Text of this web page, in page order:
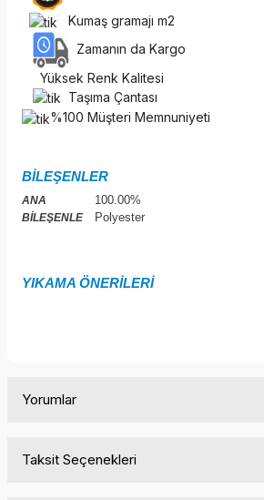
Kumaş gramajı m2
Zamanın da Kargo
Yüksek Renk Kalitesi
Taşıma Çantası
%100 Müşteri Memnuniyeti
BİLEŞENLER
ANA
BİLEŞENLE
100.00%
Polyester
YIKAMA ÖNERİLERİ
Yorumlar
Taksit Seçenekleri